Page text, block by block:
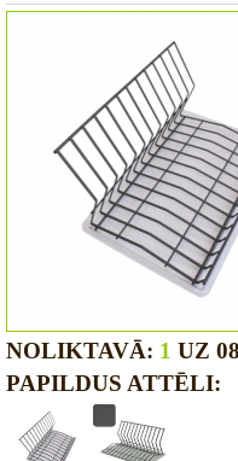
NOLIKTAVĀ: 1 UZ
PAPILDUS ATTĒLI: